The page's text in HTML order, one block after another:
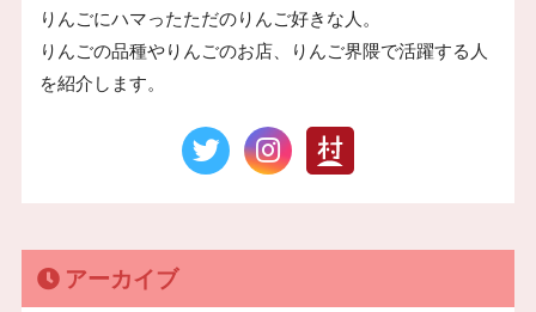
りんごにハマったただのりんご好きな人。
りんごの品種やりんごのお店、りんご界隈で活躍する人
を紹介します。
アーカイブ